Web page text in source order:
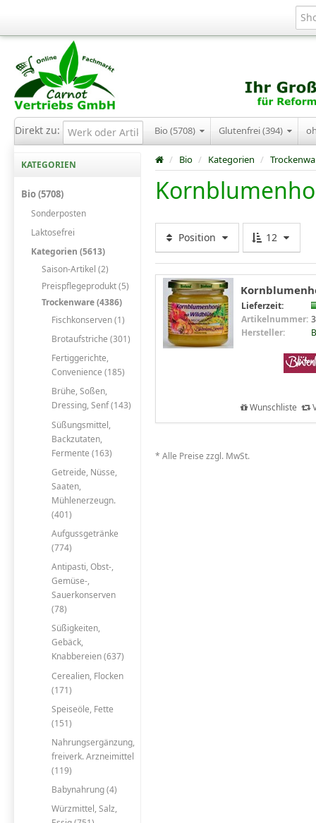
Direkt zu: Bio (5708) Glutenfrei (394)
KATEGORIEN
Bio (5708)
Sonderposten
Laktosefrei
Kategorien (5613)
Saison-Artikel (2)
Preispflegeprodukt (5)
Trockenware (4386)
Fischkonserven (1)
Brotaufstriche (301)
Fertiggerichte,
Convenience (185)
Brühe, Soßen,
Dressing, Senf (143)
Süßungsmittel,
Backzutaten,
Fermente (163)
Getreide, Nüsse,
Saaten,
Mühlenerzeugn.
(401)
Aufgussgetränke
(774)
Antipasti, Obst-,
Gemüse-,
Sauerkonserven
(78)
Süßigkeiten,
Gebäck,
Knabbereien (637)
Cerealien, Flocken
(171)
Speiseöle, Fette
(151)
Nahrungsergänzung,
freiverk. Arzneimittel
(119)
Babynahrung (4)
Würzmittel, Salz,
/ Bio / Kategorien /
Position 12
Lieferzeit:
Artikelnummer:
Hersteller:
Wunschliste
* Alle Preise zzgl. MwSt.